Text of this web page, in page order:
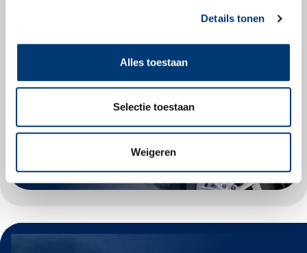
Details tonen
Alles toestaan
Selectie toestaan
Weigeren
Check snel of dit
product geschikt is
voor jouw voertuig.
Zoek producten